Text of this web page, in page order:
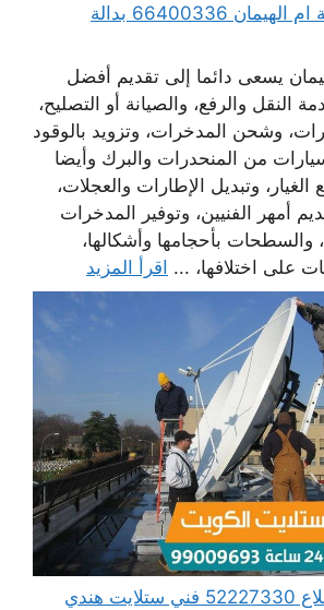
ونش كرين سطحة ام الهيمان 66400336 بدالة
يسعى دائما إلى تقديم أفضل
النقل والرفع، والصيانة أو التصليح،
وشحن المدخرات، وتزويد بالوقود
من المنحدرات والبرك وأيضا
الغيار، وتبديل الإطارات والعجلات،
أمهر الفنيين، وتوفير المدخرات
والسطحات بأحجامها وأشكالها،
على اختلافها، ... اقرأ المزيد
فني ستلايت المطلاع 52227330 فني ستلايت هندي